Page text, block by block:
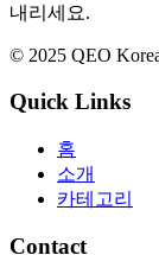
내리세요.
© 2025 QEO
Quick Links
홈
소개
카테고리
Contact